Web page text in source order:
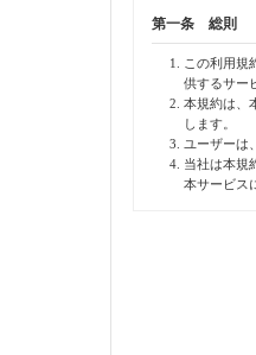
第一条 総則
この利用規
供するサー
本規約は、
します。
ユーザーは
当社は本規
本サービス
本規約に使用す
「本サイ
「本サー
「登録」